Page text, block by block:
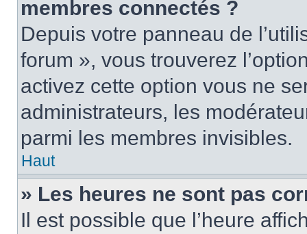
membres connectés ?
Depuis votre panneau de
forum », vous trouverez
activez cette option vous ne
administrateurs, les
parmi les membres invisibles.
Haut
» Les heures ne sont pas
Il est possible que l’heure